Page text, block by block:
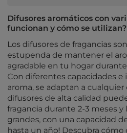
Difusores aromáticos con
funcionan y cómo se utilizan?
Los difusores de fragancias
estupenda de mantener el
agradable en tu hogar
Con diferentes capacidades e
aroma, se adaptan a cualquier
difusores de alta calidad
fragancia durante 2-3 meses y
grandes, con una capacidad
hasta un año! Descubra cómo